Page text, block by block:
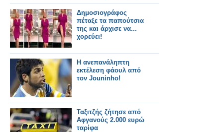
Καραϊσκάκης» και όχι
στο ΟΑΚΑ,
εμφανίστηκε ο
πρόεδρος της ομάδας
του Ατρόμητου,
Γιώργος Σπανός.
Δημοσιογράφος
πέταξε τα παπούτσια
της και άρχισε να...
χορεύει!
Η ανεπανάληπτη
εκτέλεση φάουλ από
τον Jouninho!
Ταξιτζής ζήτησε από
Αφγανούς 2.000 ευρώ
ταρίφα